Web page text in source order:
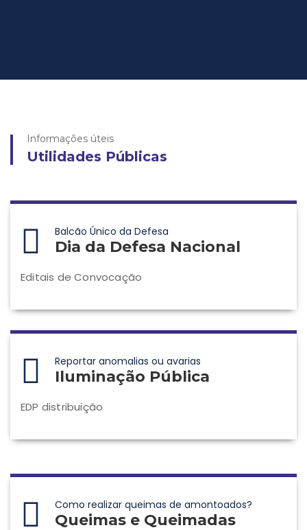
Informações úteis
Utilidades Públicas
Balcão Único da Defesa
Dia da Defesa Nacional
Editais de Convocação
Reportar anomalias ou avarias
Iluminação Pública
EDP distribuição
Como realizar queimas de amontoados?
Queimas e Queimadas